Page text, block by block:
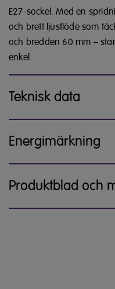
E27-sockel. Med en
och brett ljusflöde som
och bredden 60 mm –
enkel.
Teknisk data
Energimärkning
Produktblad och